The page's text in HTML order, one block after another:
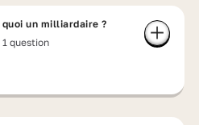
quoi un milliardaire ?
1 question